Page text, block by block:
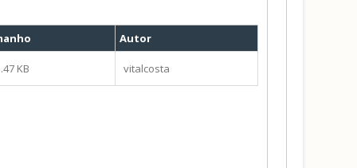
Autor
KB vitalcosta